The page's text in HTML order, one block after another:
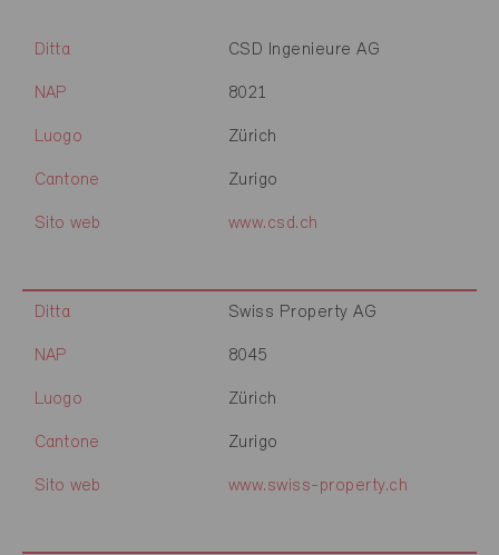
Ditta CSD Ingenieure AG
NAP 8021
Luogo Zürich
Cantone Zurigo
Sito web www.csd.ch
Ditta Swiss Property AG
NAP 8045
Luogo Zürich
Cantone Zurigo
Sito web www.swiss-property.ch